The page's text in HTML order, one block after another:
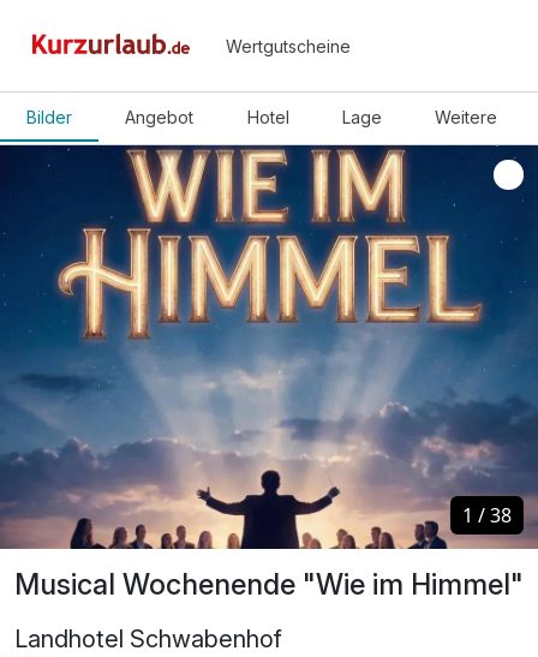
Wertgutscheine
Bilder Angebot Hotel Lage Weitere
Musical Wochenende "Wie im Himmel"
Landhotel Schwabenhof
1 /38
1 /38